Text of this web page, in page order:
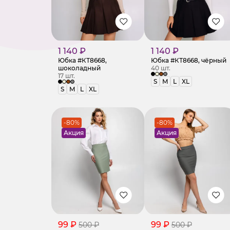
1 140 ₽
Юбка #КТ8668,
шоколадный
17 шт.
S
M L XL
1 140 ₽
Юбка #КТ8668, чёрный
40 шт.
S
M L XL
-80%
Акция
99 ₽ 500 ₽
-80%
Акция
99 ₽ 500 ₽